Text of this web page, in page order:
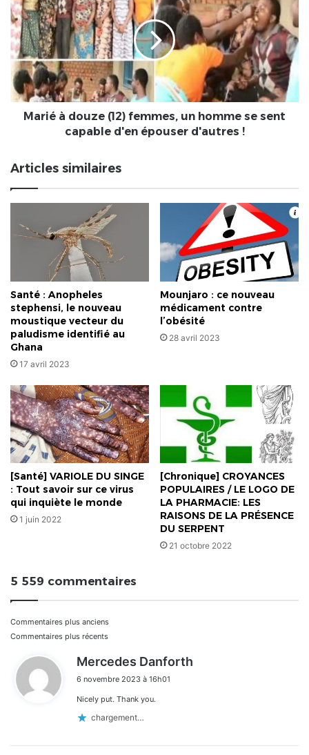
divinités
d'une
localité
douze
(12)
femmes,
un
homme
se
sent
capable
!
Marié à douze (12) femmes, un homme se sent
capable d'en épouser d'autres !
Articles similaires
Santé : Anopheles
stephensi, le nouveau
moustique vecteur du
paludisme identifié au
Ghana
17 avril 2023
Mounjaro : ce nouveau
médicament contre
l’obésité
28 avril 2023
[Santé] VARIOLE DU SINGE
: Tout savoir sur ce virus
qui inquiète le monde
1 juin 2022
[Chronique] CROYANCES
POPULAIRES / LE LOGO DE
LA PHARMACIE: LES
RAISONS DE LA PRÉSENCE
DU SERPENT
21 octobre 2022
5 559 commentaires
Navigation
dans
les
commentaires
Commentaires plus anciens
Commentaires plus récents
Mercedes Danforth
6 novembre 2023 à 16h01
Nicely put. Thank you.
chargement…